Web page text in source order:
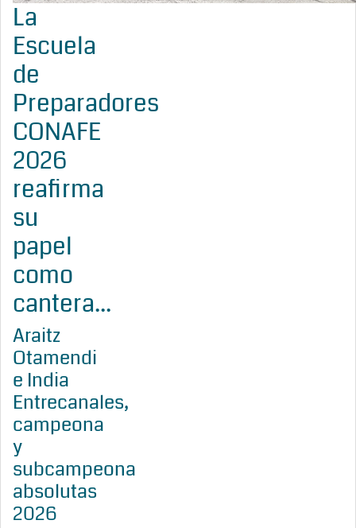
La
Escuela
de
Preparadores
CONAFE
2026
reafirma
su
papel
como
cantera...
Araitz
Otamendi
e India
Entrecanales,
campeona
y
subcampeona
absolutas
2026